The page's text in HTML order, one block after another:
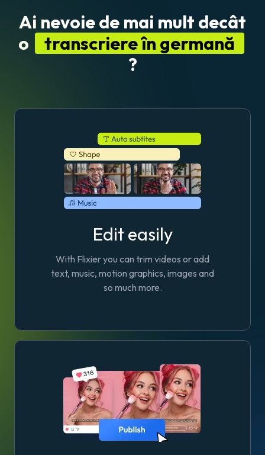
Ai nevoie de mai mult decât
o
transcriere în germană
?
Edit easily
With Flixier you can trim videos or add
text, music, motion graphics, images and
so much more.